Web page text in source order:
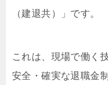
（建退共）」です。
これは、現場で働く
安全・確実な退職金